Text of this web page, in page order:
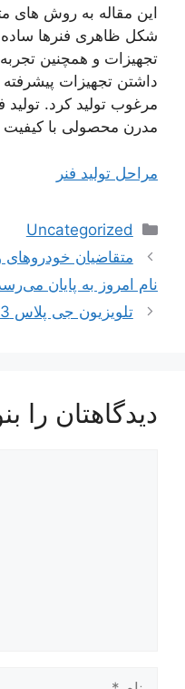
این مقاله به روش های
شکل ظاهری فنرها ساده
تجهیزات و همچنین
داشتن تجهیزات پیشرفته
مرغوب تولید کرد.
مدرن محصولی با کیفیت
مراحل تولید فنر
دسته‌ها
Uncategorized
ناوبری
نوشته‌ها
متقاضیان خودروهای
نام امروز به پایان
تلویزیون جی پلاس 43 اینچ مدل GTV-43RH614N
دیدگاهتان را